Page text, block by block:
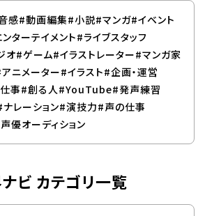
感#動画編集#小説#マンガ#イベント
ターテイメント#ライブスタッフ
オ#ゲーム#イラストレーター#マンガ家
ニメーター#イラスト#企画・運営
事#創る人#YouTube#発声練習
ナレーション#演技力#声の仕事
優オーディション
ビ カテゴリ一覧